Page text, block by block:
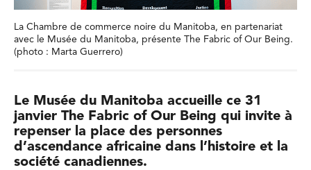
La Chambre de commerce noire du Manitoba, en partenariat
avec le Musée du Manitoba, présente The Fabric of Our Being.
(photo : Marta Guerrero)
Le Musée du Manitoba accueille ce 31
janvier The Fabric of Our Being qui invite à
repenser la place des personnes
d’ascendance africaine dans l’histoire et la
société canadiennes.